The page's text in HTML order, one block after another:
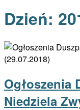
Dzień:
Ogłoszenia
Niedziela